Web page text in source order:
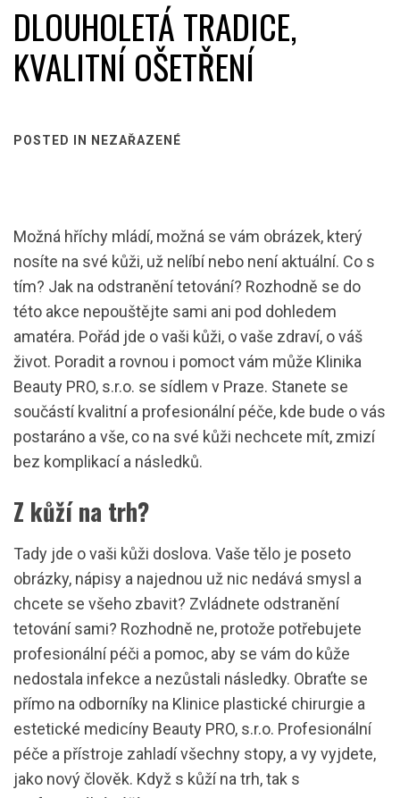
DLOUHOLETÁ TRADICE,
KVALITNÍ OŠETŘENÍ
POSTED IN NEZAŘAZENÉ
Možná hříchy mládí, možná se vám obrázek, který
nosíte na své kůži, už nelíbí nebo není aktuální. Co s
tím? Jak na odstranění tetování? Rozhodně se do
této akce nepouštějte sami ani pod dohledem
amatéra. Pořád jde o vaši kůži, o vaše zdraví, o váš
život. Poradit a rovnou i pomoct vám může Klinika
Beauty PRO, s.r.o. se sídlem v Praze. Stanete se
součástí kvalitní a profesionální péče, kde bude o vás
postaráno a vše, co na své kůži nechcete mít, zmizí
bez komplikací a následků.
Z kůží na trh?
Tady jde o vaši kůži doslova. Vaše tělo je poseto
obrázky, nápisy a najednou už nic nedává smysl a
chcete se všeho zbavit? Zvládnete odstranění
tetování sami? Rozhodně ne, protože potřebujete
profesionální péči a pomoc, aby se vám do kůže
nedostala infekce a nezůstali následky. Obraťte se
přímo na odborníky na Klinice plastické chirurgie a
estetické medicíny Beauty PRO, s.r.o. Profesionální
péče a přístroje zahladí všechny stopy, a vy vyjdete,
jako nový člověk. Když s kůží na trh, tak s